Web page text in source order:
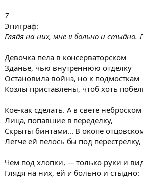
7
Эпиграф:
Глядя на них, мне и больно и стыдно.
Девочка пела в консерваторском
Зданье, чью внутреннюю отделку
Остановила война, но к подмосткам
Козлы приставлены, чтоб хоть
Кое-как сделать. А в свете неброском
Лица, попавшие в переделку,
Скрыты бинтами... В окопе
Легче ей пелось бы под перестрелку,
Чем под хлопки, — только руки и
Глядя на них, ей и больно и стыдно: